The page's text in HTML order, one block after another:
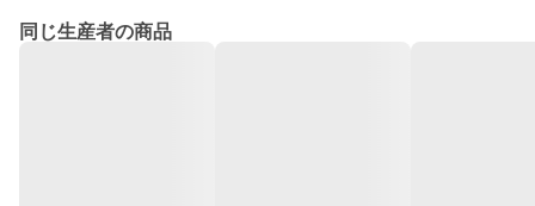
同じ生産者の商品